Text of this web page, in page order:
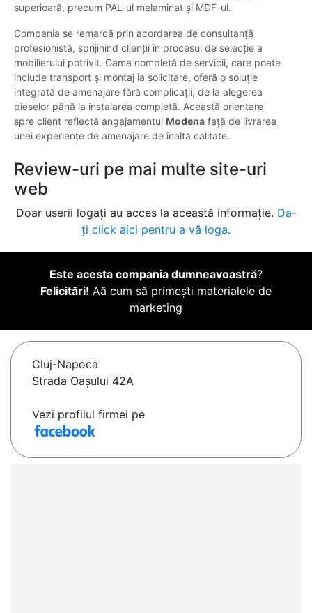
superioară, precum PAL-ul melaminat și MDF-ul.
Compania se remarcă prin acordarea de consultanță
profesionistă, sprijinind clienții în procesul de selecție a
mobilierului potrivit. Gama completă de servicii, care poate
include transport și montaj la solicitare, oferă o soluție
integrată de amenajare fără complicații, de la alegerea
pieselor până la instalarea completă. Această orientare
spre client reflectă angajamentul Modena față de livrarea
unei experiențe de amenajare de înaltă calitate.
Review-uri pe mai multe site-uri
web
Doar userii logați au acces la această informație. Da-
ți click aici pentru a vă loga.
Este acesta compania dumneavoastră?
Felicitări! Aă cum să primești materialele de
marketing
Cluj-Napoca
Strada Oaşului 42A
Vezi profilul firmei pe